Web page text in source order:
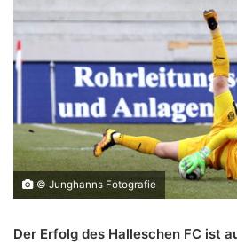
© Junghanns Fotografie
Der Erfolg des Halleschen FC ist